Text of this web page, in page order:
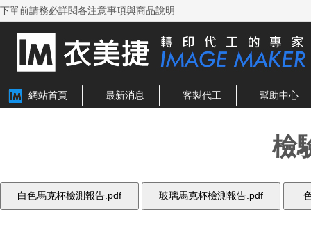
下單前請務必詳閱各注意事項與商品說明
網站首頁 最新消息 客製代工 幫助中心
檢